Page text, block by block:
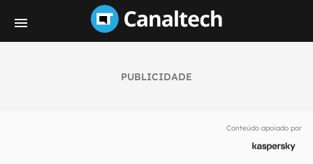
PUBLICIDADE
Conteúdo apoiado por
notícias e reviews sobre tecnologia em primeira